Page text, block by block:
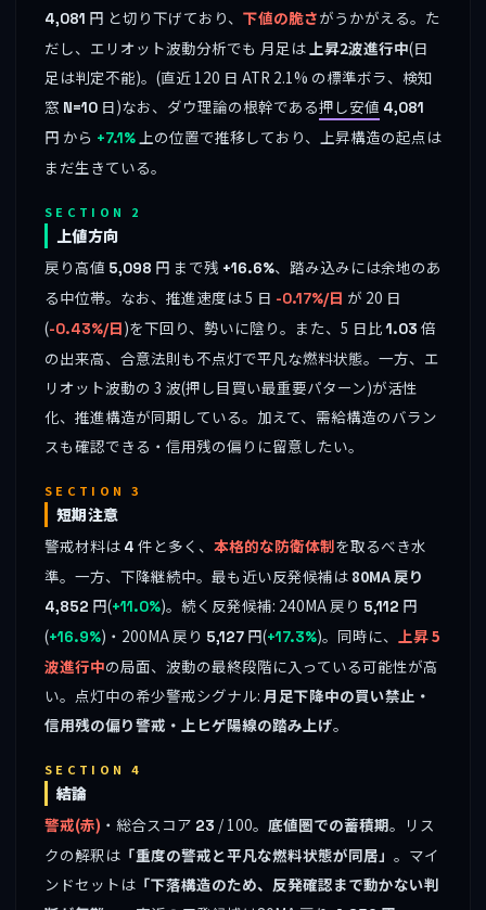
4,081 円 と切り下げており、 下値の脆さがうかがえる。た
だし、エリオット波動分析でも 月足は上昇2波進行中(日
足は判定不能)。(直近 120 日 ATR 2.1% の標準ボラ、検知
窓 N=10 日)なお、ダウ理論の根幹である押し安値 4,081
円 から +7.1%上の位置で推移しており、上昇構造の起点は
まだ生きている。
SECTION 2
上値方向
戻り高値 5,098 円 まで残 +16.6%、踏み込みには余地のあ
る中位帯。なお、推進速度は 5 日 -0.17%/日 が 20 日
(-0.43%/日)を下回り、勢いに陰り。また、5 日比1.03 倍
の出来高、合意法則も不点灯で平凡な燃料状態。一方、エ
リオット波動の 3 波(押し目買い最重要パターン)が活性
化、推進構造が同期している。加えて、需給構造のバラン
スも確認できる・信用残の偏りに留意したい。
SECTION 3
短期注意
警戒材料は 4 件と多く、 本格的な防衛体制を取るべき水
準。一方、下降継続中。最も近い反発候補は 80MA 戻り
4,852 円(+11.0%)。続く反発候補: 240MA 戻り 5,112 円
(+16.9%)・200MA 戻り 5,127 円(+17.3%)。同時に、 上昇 5
波進行中の局面、波動の最終段階に入っている可能性が高
い。点灯中の希少警戒シグナル: 月足下降中の買い禁止・
信用残の偏り警戒・上ヒゲ陽線の踏み上げ。
SECTION 4
結論
警戒(赤) ・総合スコア 23 / 100。 底値圏での蓄積期。リス
クの解釈は 「重度の警戒と平凡な燃料状態が同居」 。マイ
ンドセットは 「下落構造のため、反発確認まで動かない判